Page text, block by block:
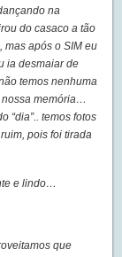
na
do casaco a tão
mas após o SIM eu
ia desmaiar de
temos nenhuma
nossa memória…
“dia”.. temos fotos
pois foi tirada
e lindo…
que